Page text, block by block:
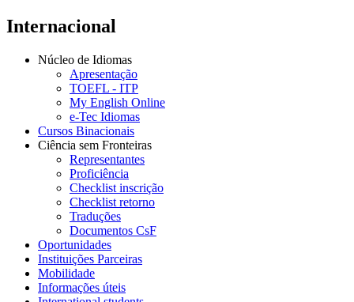
Internacional
Núcleo de Idiomas
Apresentação
TOEFL - ITP
My English Online
e-Tec Idiomas
Cursos Binacionais
Ciência sem Fronteiras
Representantes
Proficiência
Checklist inscrição
Checklist retorno
Traduções
Documentos CsF
Oportunidades
Instituições Parceiras
Mobilidade
Informações úteis